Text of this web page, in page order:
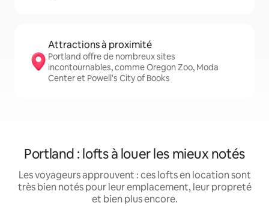
Attractions à proximité
Portland offre de nombreux sites
incontournables, comme Oregon Zoo, Moda
Center et Powell's City of Books
Portland : lofts à louer les mieux notés
Les voyageurs approuvent : ces lofts en location sont
très bien notés pour leur emplacement, leur propreté
et bien plus encore.